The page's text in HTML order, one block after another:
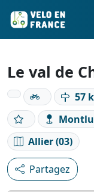
Le val de
57
Allier (03)
Partagez